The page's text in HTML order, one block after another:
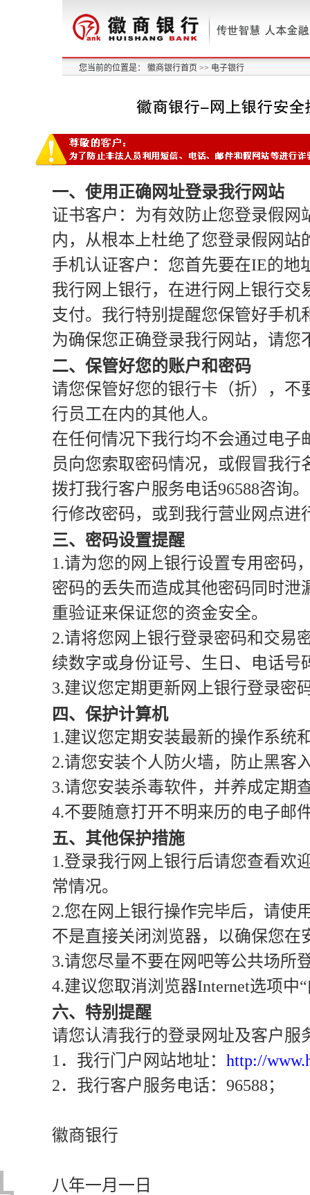
您当前的位置是： 徽商银行首页 >> 电子银行
一、使用正确网址登录我行网站
证书客户：为有效防止您登录假网
内，从根本上杜绝了您登录假网
手机认证客户：您首先要在IE的地
我行网上银行，在进行网上银行
支付。我行特别提醒您保管好手机
为确保您正确登录我行网站，请
二、保管好您的账户和密码
请您保管好您的银行卡（折），
行员工在内的其他人。
在任何情况下我行均不会通过电
员向您索取密码情况，或假冒我
拨打我行客户服务电话96588咨询
行修改密码，或到我行营业网点进
三、密码设置提醒
1.请为您的网上银行设置专用密码
密码的丢失而造成其他密码同时
重验证来保证您的资金安全。
2.请将您网上银行登录密码和交易
续数字或身份证号、生日、电话号
3.建议您定期更新网上银行登录密
四、保护计算机
1.建议您定期安装最新的操作系统
2.请您安装个人防火墙，防止黑客
3.请您安装杀毒软件，并养成定期
4.不要随意打开不明来历的电子邮
五、其他保护措施
1.登录我行网上银行后请您查看欢
常情况。
2.您在网上银行操作完毕后，请使
不是直接关闭浏览器，以确保您在
3.请您尽量不要在网吧等公共场所
4.建议您取消浏览器Internet选项中
六、特别提醒
请您认清我行的登录网址及客户服
1．我行门户网站地址： http://
2．我行客户服务电话：96588；
徽商银行
八年一月一日